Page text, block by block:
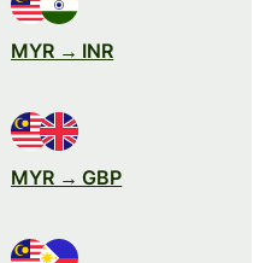
MYR → INR
MYR → GBP